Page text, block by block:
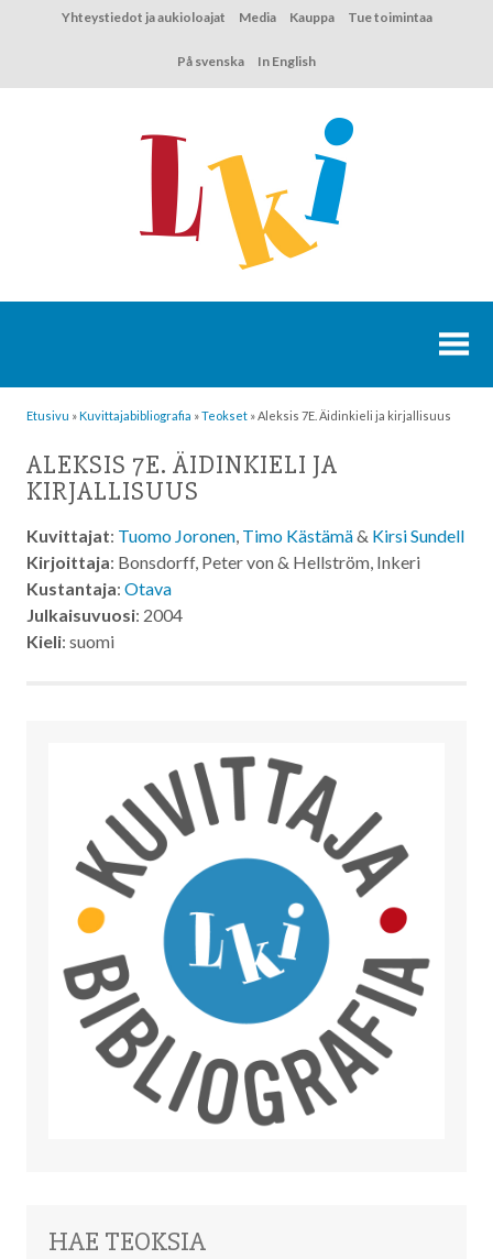
Yhteystiedot ja aukioloajat Media Kauppa Tue toimintaa
På svenska In English
Etusivu »Kuvittaja­bibliografia »Teokset » Aleksis 7E. Äidinkieli ja kirjallisuus
ALEKSIS 7E. ÄIDINKIELI JA
KIRJALLISUUS
Kuvittajat: Tuomo Joronen, Timo Kästämä& Kirsi Sundell
Kirjoittaja: Bonsdorff, Peter von & Hellström, Inkeri
Kustantaja: Otava
Julkaisuvuosi: 2004
Kieli: suomi
HAE TEOKSIA